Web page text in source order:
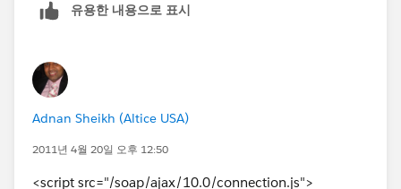
유용한 내용으로 표시
Adnan Sheikh (Altice USA)
2011년 4월 20일 오후 12:50
<script src="/soap/ajax/10.0/connection.js">